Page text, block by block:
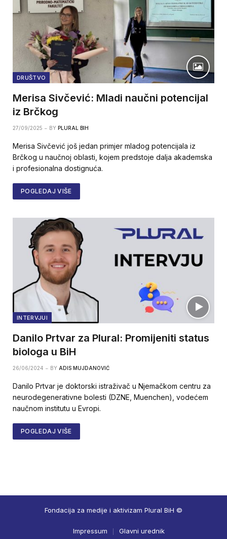
DRUŠTVO
Merisa Sivčević: Mladi naučni potencijal
iz Brčkog
27/09/2025 BY PLURAL BIH
Merisa Sivčević još jedan primjer mladog potencijala iz
Brčkog u naučnoj oblasti, kojem predstoje dalja akademska
i profesionalna dostignuća.
POGLEDAJ VIŠE
INTERVJUI
Danilo Prtvar za Plural: Promijeniti status
biologa u BiH
26/06/2024 BY ADIS MUJDANOVIĆ
Danilo Prtvar je doktorski istraživač u Njemačkom centru za
neurodegenerativne bolesti (DZNE, Muenchen), vodećem
naučnom institutu u Evropi.
POGLEDAJ VIŠE
Fondacija za medije i aktivizam Plural BiH ©
Impressum Glavni urednik